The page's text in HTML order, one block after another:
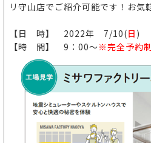
リ守山店でご紹介可能です！お気
【日 時】 2022年 7/10(日 )
【時 間】 9：00～※完全予約制